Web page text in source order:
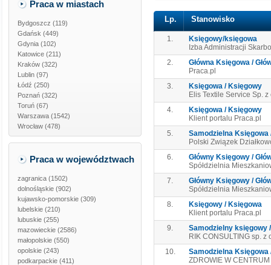
Praca w miastach
Bydgoszcz (119)
Gdańsk (449)
Gdynia (102)
Katowice (211)
Kraków (322)
Lublin (97)
Łódź (250)
Poznań (322)
Toruń (67)
Warszawa (1542)
Wrocław (478)
Praca w województwach
zagranica (1502)
dolnośląskie (902)
kujawsko-pomorskie (309)
lubelskie (210)
lubuskie (255)
mazowieckie (2586)
małopolskie (550)
opolskie (243)
podkarpackie (411)
Lp. Stanowisko
1.
Księgowy/księgowa
Izba Administracji
2.
Główna Księgowa /
Praca.pl
3.
Księgowa / Księgowy
Elis Textile Service Sp.
4.
Księgowa / Księgowy
Klient portalu Praca.pl
5.
Samodzielna Księgowa
Polski Związek
6.
Główny Księgowy /
Spółdzielnia
7.
Główny Księgowy /
Spółdzielnia
8.
Księgowy / Księgowa
Klient portalu Praca.pl
9.
Samodzielny księgowy
RIK CONSULTING sp.
10.
Samodzielna Księgowa
ZDROWIE W